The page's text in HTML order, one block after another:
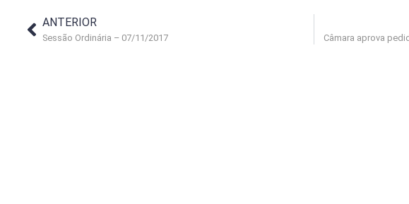
ANTERIOR
Sessão Ordinária – 07/11/2017 Câmara aprova